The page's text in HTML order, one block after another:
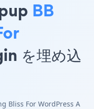
BB
を埋め込
Bliss For WordPress A